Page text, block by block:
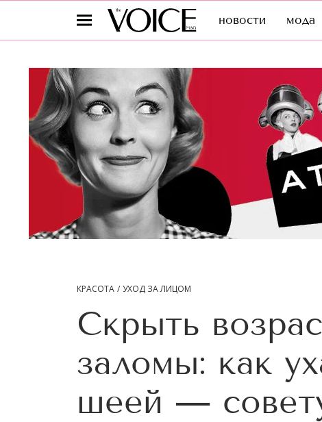
новости мода
КРАСОТА УХОД ЗА ЛИЦОМ
Скрыть
заломы: как
шеей —